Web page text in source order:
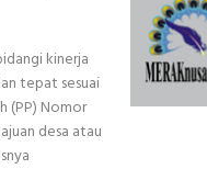
kinerja
tepat sesuai
(PP) Nomor
desa atau